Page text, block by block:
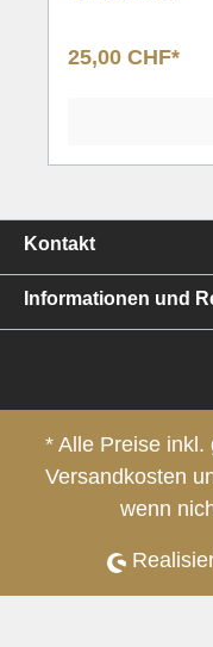
25,00 CHF*
Kontakt
Informationen und
* Alle Preise inkl.
Versandkosten
wenn